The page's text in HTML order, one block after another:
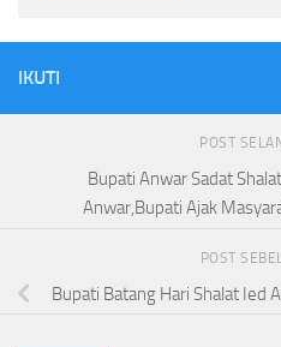
IKUTI
POST
Bupati Anwar Sadat
Anwar,Bupati Ajak
POST
Bupati Batang Hari Shalat Ied